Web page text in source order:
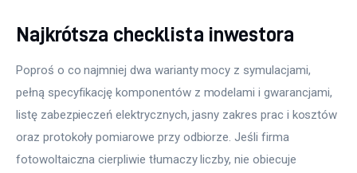
Najkrótsza checklista inwestora
Poproś o co najmniej dwa warianty mocy z symulacjami,
pełną specyfikację komponentów z modelami i gwarancjami,
listę zabezpieczeń elektrycznych, jasny zakres prac i kosztów
oraz protokoły pomiarowe przy odbiorze. Jeśli firma
fotowoltaiczna cierpliwie tłumaczy liczby, nie obiecuje